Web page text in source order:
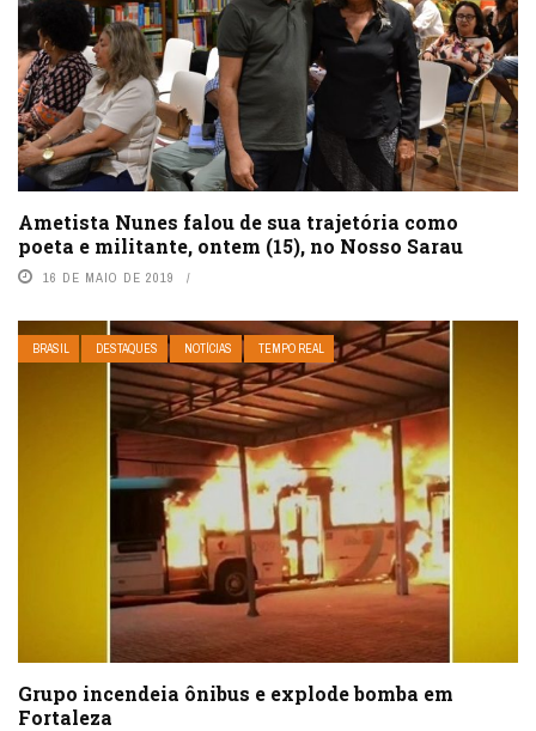
Ametista Nunes falou de sua trajetória como
poeta e militante, ontem (15), no Nosso Sarau
16 DE MAIO DE 2019
BRASIL DESTAQUES NOTÍCIAS TEMPO REAL
Grupo incendeia ônibus e explode bomba em
Fortaleza